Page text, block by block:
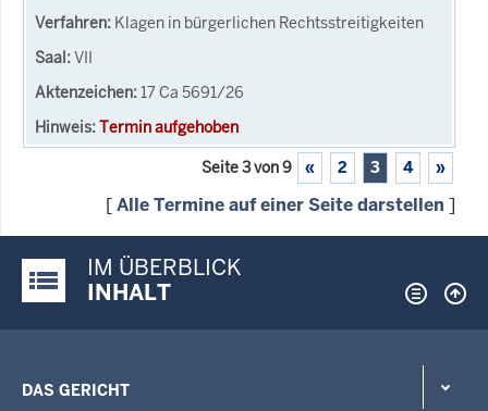
Klagen in bürgerlichen Rechtsstreitigkeiten
VII
17 Ca 5691/26
Termin aufgehoben
Seite 3 von 9 « 2 3 4 »
[Alle Termine auf einer Seite darstellen ]
Justiz-Portal im Überblick:
IM ÜBERBLICK
INHALT
DAS GERICHT